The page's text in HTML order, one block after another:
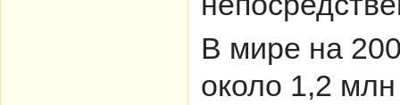
В мире на
около 1,2 млн